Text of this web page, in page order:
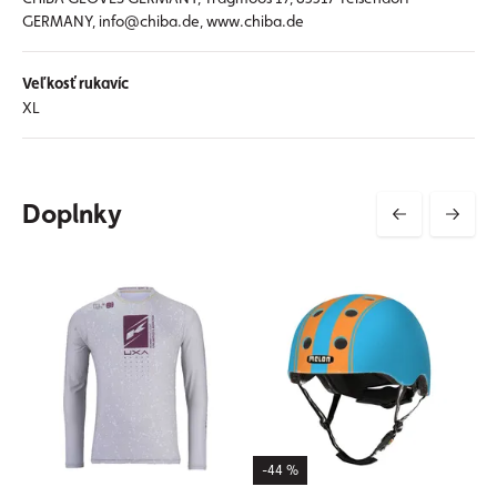
GERMANY, info@chiba.de, www.chiba.de
Veľkosť rukavíc
XL
Doplnky
-44 %